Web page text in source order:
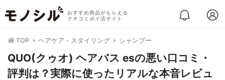
おすすめ商品がもらえる
クチコミポイ活サイト
TOP ヘアケア・スタイリング シャンプー
QUO(クゥオ) ヘアバス esの悪い口コミ・
評判は？実際に使ったリアルな本音レビュ